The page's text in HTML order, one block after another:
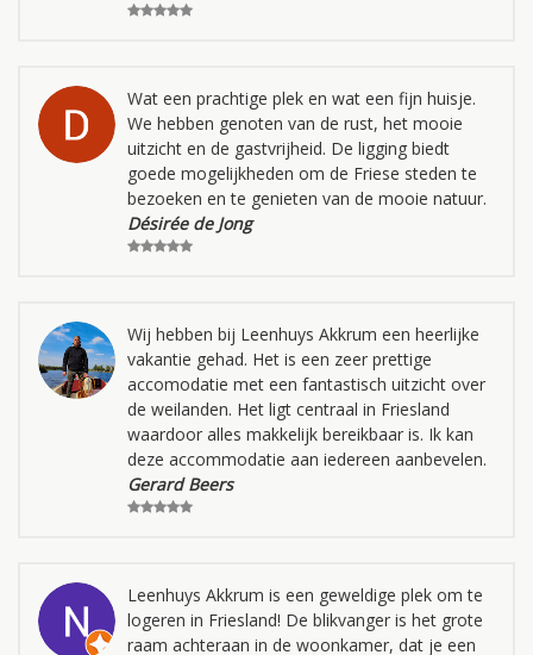
Wat een prachtige plek en wat een fijn huisje.
We hebben genoten van de rust, het mooie
uitzicht en de gastvrijheid. De ligging biedt
goede mogelijkheden om de Friese steden te
bezoeken en te genieten van de mooie natuur.
Désirée de Jong
Wij hebben bij Leenhuys Akkrum een heerlijke
vakantie gehad. Het is een zeer prettige
accomodatie met een fantastisch uitzicht over
de weilanden. Het ligt centraal in Friesland
waardoor alles makkelijk bereikbaar is. Ik kan
deze accommodatie aan iedereen aanbevelen.
Gerard Beers
Leenhuys Akkrum is een geweldige plek om te
logeren in Friesland! De blikvanger is het grote
raam achteraan in de woonkamer, dat je een